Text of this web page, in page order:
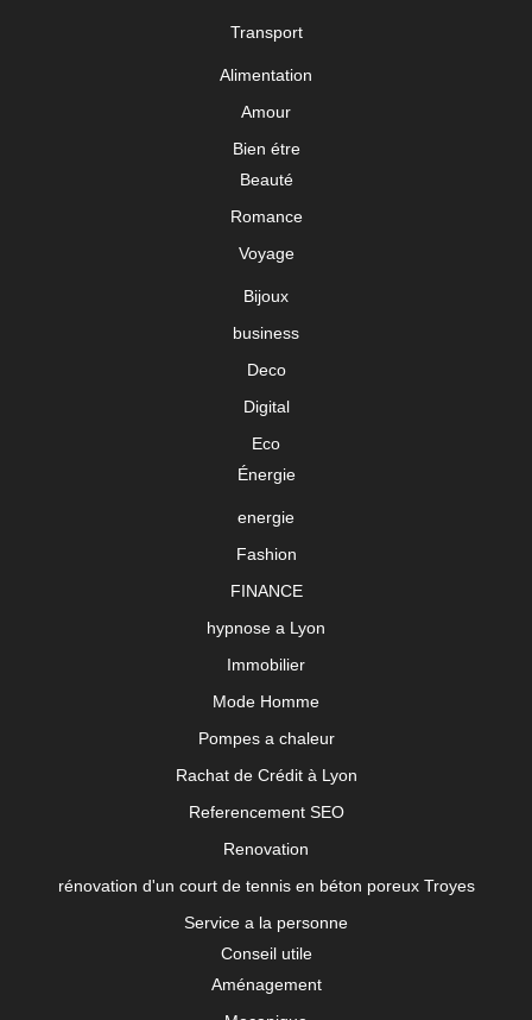
Transport
Alimentation
Amour
Bien étre
Beauté
Romance
Voyage
Bijoux
business
Deco
Digital
Eco
Énergie
energie
Fashion
FINANCE
hypnose a Lyon
Immobilier
Mode Homme
Pompes a chaleur
Rachat de Crédit à Lyon
Referencement SEO
Renovation
rénovation d'un court de tennis en béton poreux Troyes
Service a la personne
Conseil utile
Aménagement